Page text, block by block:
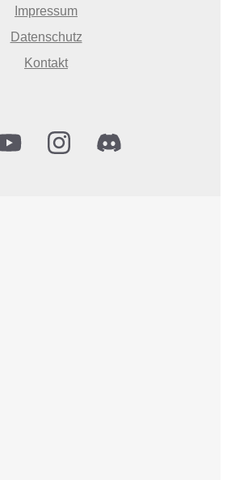
Impressum
Datenschutz
Kontakt